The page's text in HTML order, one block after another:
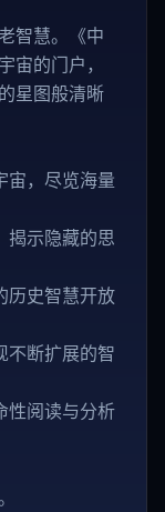
智慧。《中
宙的门户，
星图般清晰
，尽览海量
示隐藏的思
历史智慧开放
断扩展的智
性阅读与分析